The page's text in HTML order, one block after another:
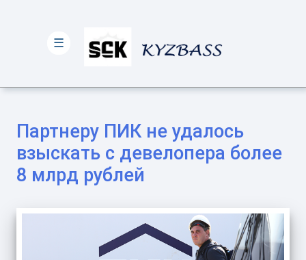
Партнеру ПИК не удалось
взыскать с девелопера более
8 млрд рублей
☰